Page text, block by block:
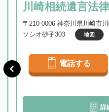
川崎相続遺言法
〒210-0006 神奈川県川崎市
ソシオ砂子303
地図
電話する
詳